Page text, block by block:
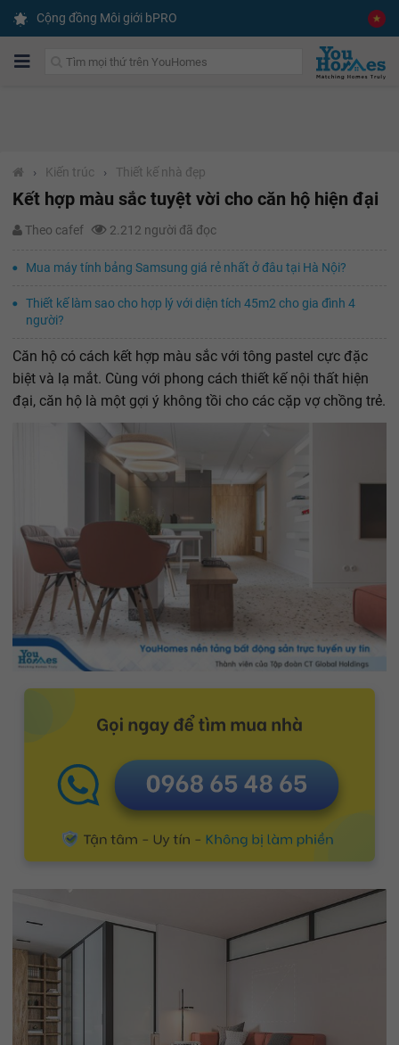
Cộng đồng Môi giới bPRO
› Kiến trúc › Thiết kế nhà đẹp
Kết hợp màu sắc tuyệt vời cho căn hộ hiện đại
Theo cafef 2.212 người đã đọc
Mua máy tính bảng Samsung giá rẻ nhất ở đâu tại Hà Nội?
Thiết kế làm sao cho hợp lý với diện tích 45m2 cho gia đình 4
người?
Căn hộ có cách kết hợp màu sắc với tông pastel cực đặc
biệt và lạ mắt. Cùng với phong cách thiết kế nội thất hiện
đại, căn hộ là một gợi ý không tồi cho các cặp vợ chồng trẻ.